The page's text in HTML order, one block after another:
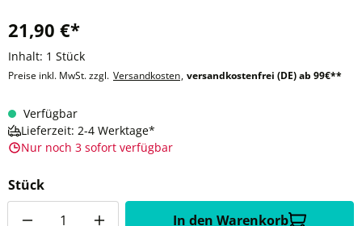
21,90 €*
Inhalt: 1 Stück
Preise inkl. MwSt. zzgl. Versandkosten, versandkostenfrei (DE) ab 99€**
Verfügbar
Lieferzeit: 2-4 Werktage*
Nur noch 3 sofort verfügbar
Stück
In den Warenkorb